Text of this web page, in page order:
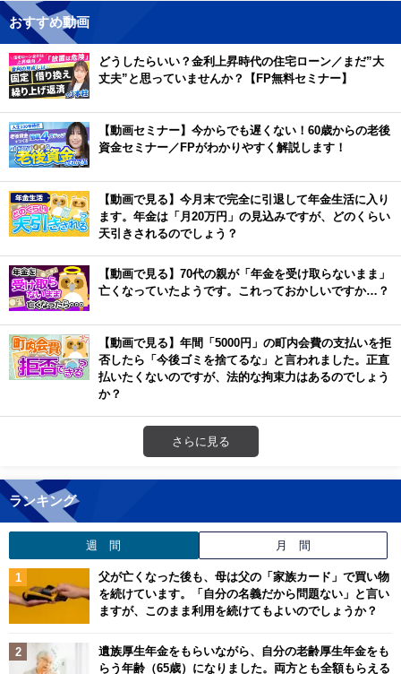
おすすめ動画
どうしたらいい？金利上昇時代の住宅ローン／まだ”大
丈夫”と思っていませんか？【FP無料セミナー】
【動画セミナー】今からでも遅くない！60歳からの老後
資金セミナー／FPがわかりやすく解説します！
【動画で見る】今月末で完全に引退して年金生活に入り
ます。年金は「月20万円」の見込みですが、どのくらい
天引きされるのでしょう？
【動画で見る】70代の親が「年金を受け取らないまま」
亡くなっていたようです。これっておかしいですか…？
【動画で見る】年間「5000円」の町内会費の支払いを拒
否したら「今後ゴミを捨てるな」と言われました。正直
払いたくないのですが、法的な拘束力はあるのでしょう
か？
さらに見る
ランキング
週 間 月 間
父が亡くなった後も、母は父の「家族カード」で買い物
を続けています。「自分の名義だから問題ない」と言い
ますが、このまま利用を続けてもよいのでしょうか？
遺族厚生年金をもらいながら、自分の老齢厚生年金をも
らう年齢（65歳）になりました。両方とも全額もらえる